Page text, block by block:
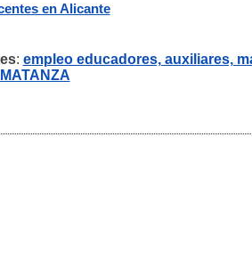
en Alicante
: empleo educadores, auxiliares,